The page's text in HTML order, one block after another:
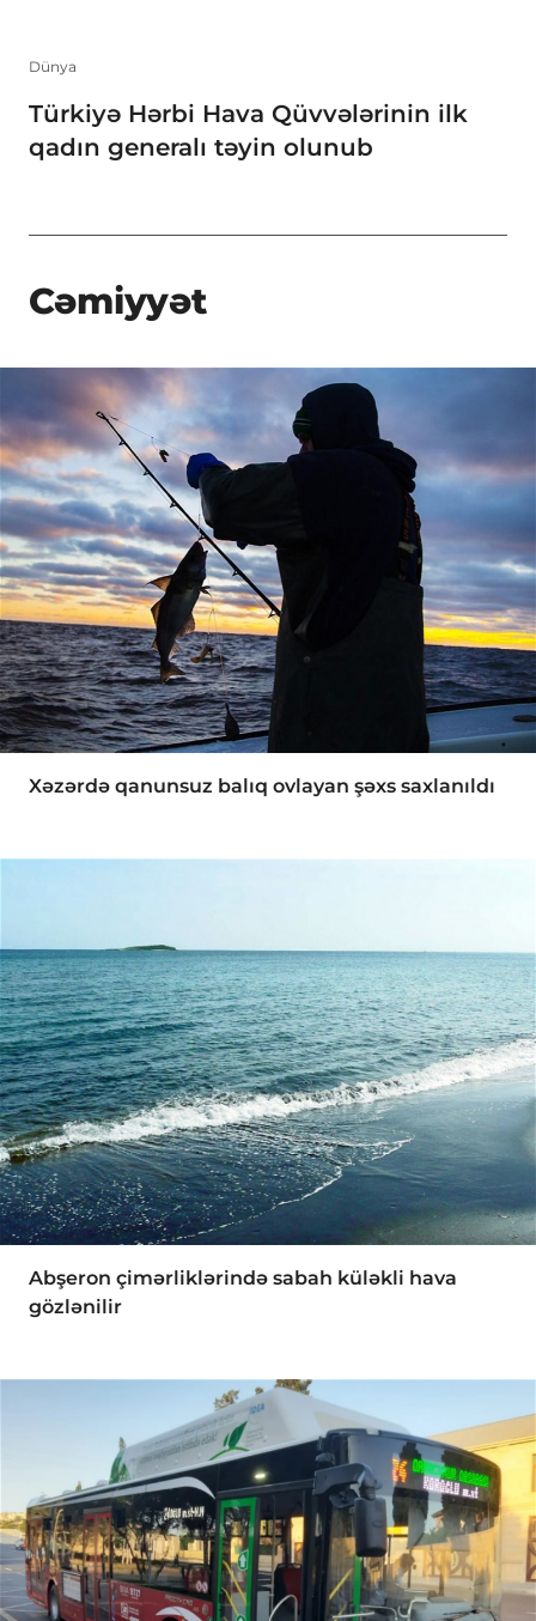
Dünya
Türkiyə Hərbi Hava Qüvvələrinin ilk
qadın generalı təyin olunub
Cəmiyyət
Xəzərdə qanunsuz balıq ovlayan şəxs saxlanıldı
Abşeron çimərliklərində sabah küləkli hava
gözlənilir